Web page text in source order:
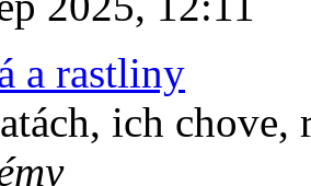
a rastliny
ich chove,